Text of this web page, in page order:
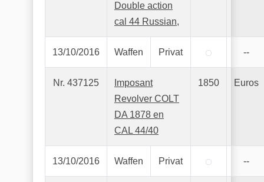
Double action
cal 44 Russian,
13/10/2016 Waffen Privat --
Nr. 437125
Imposant
Revolver COLT
DA 1878 en
CAL 44/40
1850 Euros
13/10/2016 Waffen Privat --